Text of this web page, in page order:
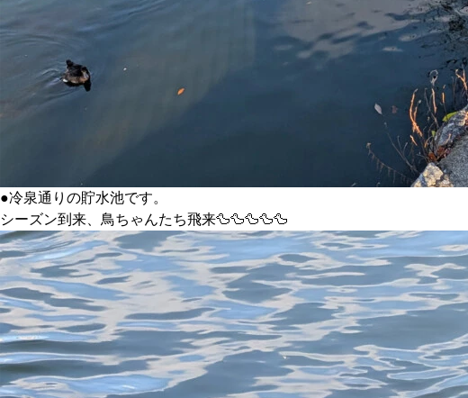
●冷泉通りの貯水池です。
シーズン到来、鳥ちゃんたち飛来🦆🦆🦆🦆🦆